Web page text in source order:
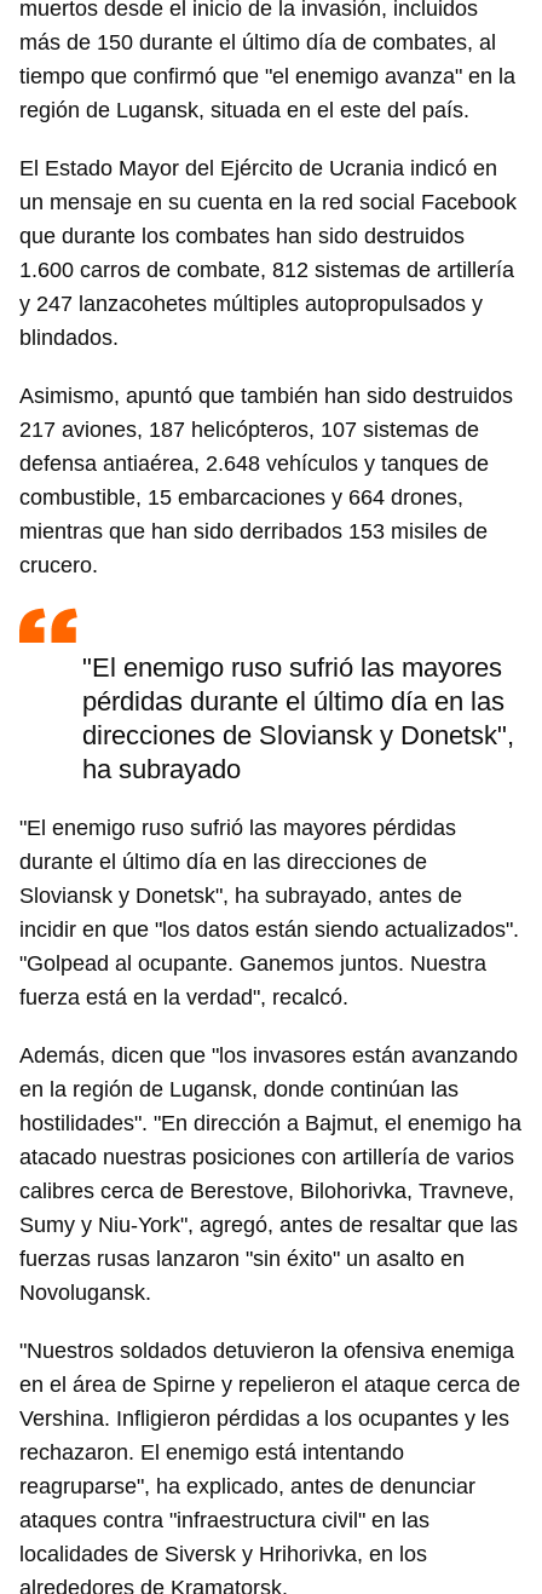
Guardar como favorito
Para poder guardar como favorito, primero has de
iniciar sesión con tu cuenta de 14ymedio.
muertos desde el inicio de la invasión, incluidos
más de 150 durante el último día de combates, al
tiempo que confirmó que "el enemigo avanza" en la
región de Lugansk, situada en el este del país.
El Estado Mayor del Ejército de Ucrania indicó en
un mensaje en su cuenta en la red social Facebook
que durante los combates han sido destruidos
1.600 carros de combate, 812 sistemas de artillería
y 247 lanzacohetes múltiples autopropulsados y
blindados.
Asimismo, apuntó que también han sido destruidos
217 aviones, 187 helicópteros, 107 sistemas de
defensa antiaérea, 2.648 vehículos y tanques de
combustible, 15 embarcaciones y 664 drones,
mientras que han sido derribados 153 misiles de
crucero.
"El enemigo ruso sufrió las mayores
pérdidas durante el último día en las
direcciones de Sloviansk y Donetsk",
ha subrayado
"El enemigo ruso sufrió las mayores pérdidas
durante el último día en las direcciones de
Sloviansk y Donetsk", ha subrayado, antes de
incidir en que "los datos están siendo actualizados".
"Golpead al ocupante. Ganemos juntos. Nuestra
fuerza está en la verdad", recalcó.
Además, dicen que "los invasores están avanzando
en la región de Lugansk, donde continúan las
hostilidades". "En dirección a Bajmut, el enemigo ha
atacado nuestras posiciones con artillería de varios
calibres cerca de Berestove, Bilohorivka, Travneve,
Sumy y Niu-York", agregó, antes de resaltar que las
fuerzas rusas lanzaron "sin éxito" un asalto en
Novolugansk.
"Nuestros soldados detuvieron la ofensiva enemiga
en el área de Spirne y repelieron el ataque cerca de
Vershina. Infligieron pérdidas a los ocupantes y les
rechazaron. El enemigo está intentando
reagruparse", ha explicado, antes de denunciar
ataques contra "infraestructura civil" en las
localidades de Siversk y Hrihorivka, en los
alrededores de Kramatorsk.